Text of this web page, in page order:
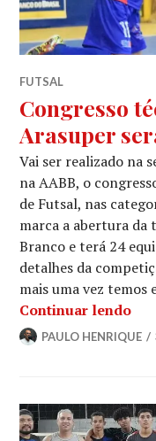
FUTSAL
Congresso
Arasuper
Vai ser realizado na
na AABB, o
de Futsal, nas
marca a abertura da
Branco e terá 24
detalhes da
mais uma vez temos
Continuar lendo
PAULO HENRIQUE